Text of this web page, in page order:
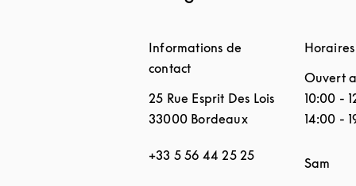
Informations de
contact
25 Rue Esprit Des Lois
33000 Bordeaux
+33 5 56 44 25 25
Ouvert
10:00 -
14:00 -
Jour de
Sam